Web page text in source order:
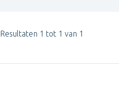
Resultaten 1 tot 1 van 1